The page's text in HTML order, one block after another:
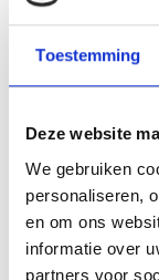
Toestemming
Deze website
We gebruiken
personaliseren,
en om ons
informatie over
partners voor
gesprek met
betekent.
Voor kinderen
paraat en is
het
glittertattoos
schminken